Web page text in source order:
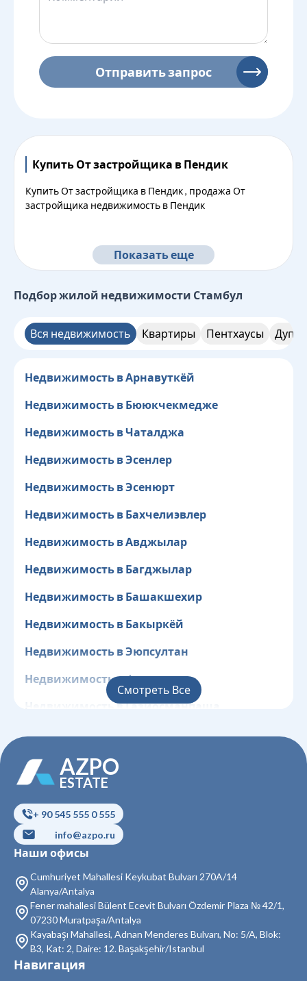
Отправить запрос
Купить От застройщика в Пендик
Купить От застройщика в Пендик , продажа От
застройщика недвижимость в Пендик
Показать еще
Подбор жилой недвижимости Стамбул
Вся недвижимость Квартиры Пентхаусы
Недвижимость в Арнавуткёй
Недвижимость в Бююкчекмедже
Недвижимость в Чаталджа
Недвижимость в Эсенлер
Недвижимость в Эсенюрт
Недвижимость в Бахчелиэвлер
Недвижимость в Авджылар
Недвижимость в Багджылар
Недвижимость в Башакшехир
Недвижимость в Бакыркёй
Недвижимость в Эюпсултан
Недвижимость в Фатих
Недвижимость в Газиосманпаша
Недвижимость в Гюнгёрен
Недвижимость в Кагытхане
Недвижимость в Кючюкчекмедже
Недвижимость в Бейоглу
Недвижимость в Байрампаша
Недвижимость в Бешикташ
Недвижимость в Сарыер
Недвижимость в Султангази
Недвижимость в Силиври
Смотреть Все
AZPO
ESTATE
+ 90 545 555 0 555
info@azpo.ru
Наши офисы
Cumhuriyet Mahallesi Keykubat Bulvarı 270A/14
Alanya/Antalya
Fener mahallesi Bülent Ecevit Bulvarı Özdemir Plaza № 42/1,
07230 Muratpaşa/Antalya
Kayabaşı Mahallesi, Adnan Menderes Bulvarı, No: 5/A, Blok:
B3, Kat: 2, Daire: 12. Başakşehir/Istanbul
Навигация